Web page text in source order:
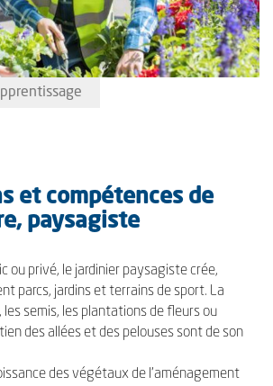
et compétences de
paysagiste
ou privé, le jardinier paysagiste crée,
parcs, jardins et terrains de sport. La
les semis, les plantations de fleurs ou
des allées et des pelouses sont de son
des végétaux de l’aménagement